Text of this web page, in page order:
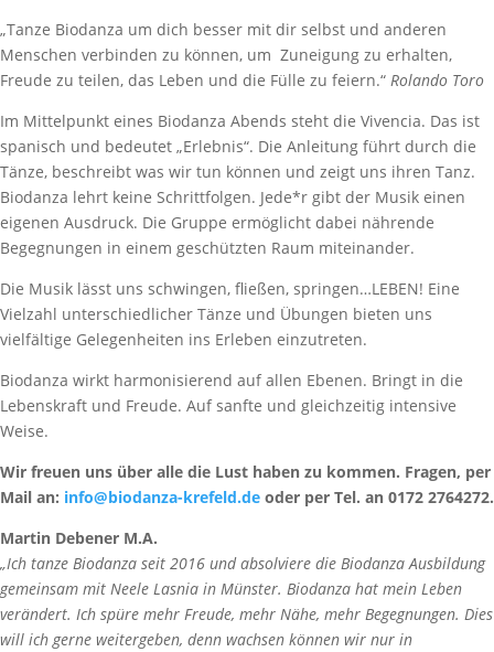
„Tanze Biodanza um dich besser mit dir selbst und anderen
Menschen verbinden zu können, um Zuneigung zu erhalten,
Freude zu teilen, das Leben und die Fülle zu feiern.“ Rolando Toro
Im Mittelpunkt eines Biodanza Abends steht die Vivencia. Das ist
spanisch und bedeutet „Erlebnis“. Die Anleitung führt durch die
Tänze, beschreibt was wir tun können und zeigt uns ihren Tanz.
Biodanza lehrt keine Schrittfolgen. Jede*r gibt der Musik einen
eigenen Ausdruck. Die Gruppe ermöglicht dabei nährende
Begegnungen in einem geschützten Raum miteinander.
Die Musik lässt uns schwingen, fließen, springen…LEBEN! Eine
Vielzahl unterschiedlicher Tänze und Übungen bieten uns
vielfältige Gelegenheiten ins Erleben einzutreten.
Biodanza wirkt harmonisierend auf allen Ebenen. Bringt in die
Lebenskraft und Freude. Auf sanfte und gleichzeitig intensive
Weise.
Wir freuen uns über alle die Lust haben zu kommen. Fragen, per
Mail an: info@biodanza-krefeld.de oder per Tel. an 0172 2764272.
Martin Debener M.A.
„Ich tanze Biodanza seit 2016 und absolviere die Biodanza Ausbildung
gemeinsam mit Neele Lasnia in Münster. Biodanza hat mein Leben
verändert. Ich spüre mehr Freude, mehr Nähe, mehr Begegnungen. Dies
will ich gerne weitergeben, denn wachsen können wir nur in